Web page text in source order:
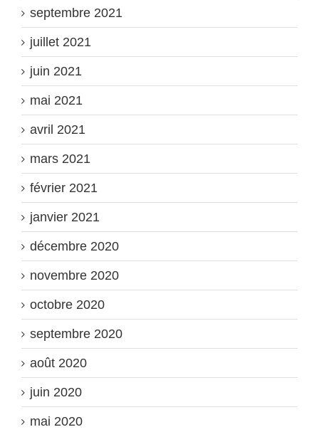
septembre 2021
juillet 2021
juin 2021
mai 2021
avril 2021
mars 2021
février 2021
janvier 2021
décembre 2020
novembre 2020
octobre 2020
septembre 2020
août 2020
juin 2020
mai 2020